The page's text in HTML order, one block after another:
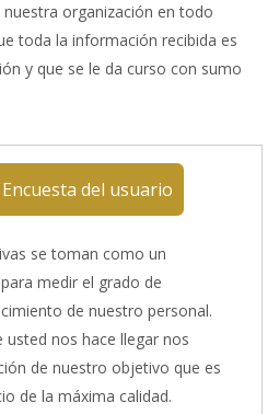
organización en todo
toda la información recibida es
y que se le da curso con sumo
Encuesta del usuario
se toman como un
medir el grado de
de nuestro personal.
usted nos hace llegar nos
de nuestro objetivo que es
de la máxima calidad.